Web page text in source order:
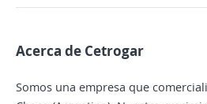
Acerca de Cetrogar
Somos una empresa que